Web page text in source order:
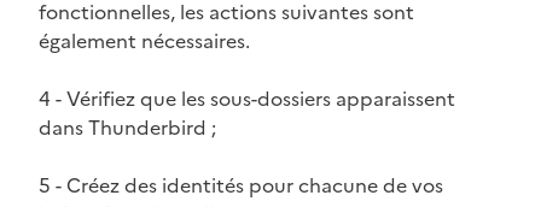
fonctionnelles, les actions suivantes sont
également nécessaires.
4 - Vérifiez que les sous-dossiers apparaissent
dans Thunderbird ;
5 - Créez des identités pour chacune de vos